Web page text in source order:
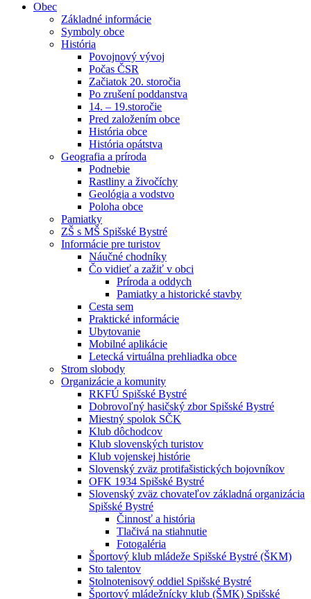
Obec
Základné informácie
Symboly obce
História
Povojnový vývoj
Počas ČSR
Začiatok 20. storočia
Po zrušení poddanstva
14. – 19.storočie
Pred založením obce
História obce
História opátstva
Geografia a príroda
Podnebie
Rastliny a živočíchy
Geológia a vodstvo
Poloha obce
Pamiatky
ZŠ s MŠ Spišské Bystré
Informácie pre turistov
Náučné chodníky
Čo vidieť a zažiť v obci
Príroda a oddych
Pamiatky a historické stavby
Cesta sem
Praktické informácie
Ubytovanie
Mobilné aplikácie
Letecká virtuálna prehliadka obce
Strom slobody
Organizácie a komunity
RKFÚ Spišské Bystré
Dobrovoľný hasičský zbor Spišské Bystré
Miestný spolok SČK
Klub dôchodcov
Klub slovenských turistov
Klub vojenskej histórie
Slovenský zväz protifašistických bojovníkov
OFK 1934 Spišské Bystré
Slovenský zväz chovateľov základná organizácia
Spišské Bystré
Činnosť a história
Tlačivá na stiahnutie
Fotogaléria
Športový klub mládeže Spišské Bystré (ŠKM)
Sto talentov
Stolnotenisový oddiel Spišské Bystré
Športový mládežnícky klub (ŠMK) Spišské